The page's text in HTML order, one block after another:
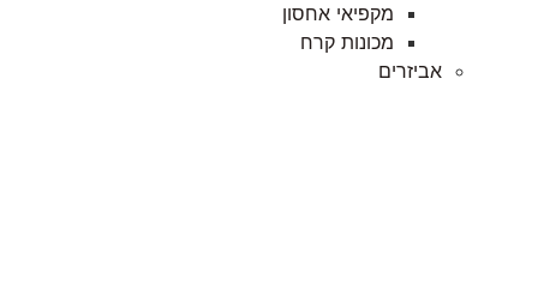
מקפיאי אחסון
מכונות קרח
אביזרים